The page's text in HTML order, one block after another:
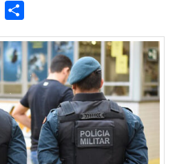
WhatsApp